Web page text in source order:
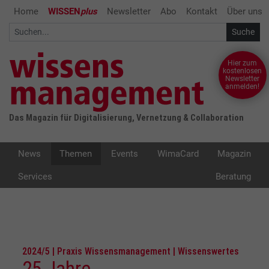
Home WISSENplus Newsletter Abo Kontakt Über uns
Das Magazin für Digitalisierung, Vernetzung & Collaboration
Hier zum
kostenlosen
Newsletter
anmelden!
News Themen Events WimaCard Magazin
Services Beratung
2024/5 | Praxis Wissensmanagement | Wissenswertes